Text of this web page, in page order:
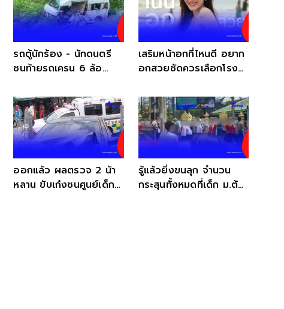
รถตู้นักร้อง - นักดนตรี
ชนท้ายรถเครน 6 ล้อ
เสริมหน้าอกที่ไหนดี อยาก
อกสวยชัดควรเลือกโรง
ออกแล้ว ผลตรวจ 2 น้า
หลาน ขับเก๋งชนศูนย์เด็ก
รู้แล้วยิ่งขนลุก จำนวน
กระสุนทั้งหมดที่เด็ก ม.ต้น